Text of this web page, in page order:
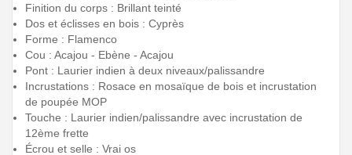
Finition du corps : Brillant teinté
Dos et éclisses en bois : Cyprès
Forme : Flamenco
Cou : Acajou - Ebène - Acajou
Pont : Laurier indien à deux niveaux/palissandre
Incrustations : Rosace en mosaïque de bois et incrustation
de poupée MOP
Touche : Laurier indien/palissandre avec incrustation de
12ème frette
Écrou et selle : Vrai os